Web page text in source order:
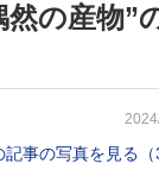
の産物”
記事の写真を見る（